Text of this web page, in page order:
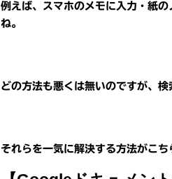
例えば、スマホのメモに入力・紙
ね。
どの方法も悪くは無いのですが、
それらを一気に解決する方法がこち